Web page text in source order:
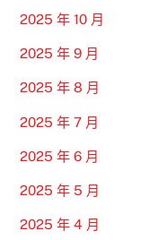
2025 年 10 月
2025 年 9 月
2025 年 8 月
2025 年 7 月
2025 年 6 月
2025 年 5 月
2025 年 4 月